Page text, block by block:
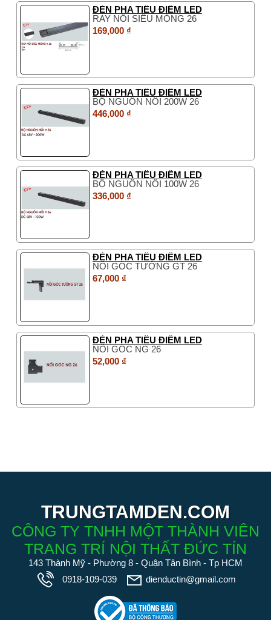
ĐÈN PHA TIÊU ĐIỂM LED
RAY NỔI SIÊU MỎNG 26
169,000 ₫
ĐÈN PHA TIÊU ĐIỂM LED
BỘ NGUỒN NỔI 200W 26
446,000 ₫
ĐÈN PHA TIÊU ĐIỂM LED
BỘ NGUỒN NỔI 100W 26
336,000 ₫
ĐÈN PHA TIÊU ĐIỂM LED
NỐI GÓC TƯỜNG GT 26
67,000 ₫
ĐÈN PHA TIÊU ĐIỂM LED
NỐI GÓC NG 26
52,000 ₫
TRUNGTAMDEN.COM
CÔNG TY TNHH MỘT THÀNH VIÊN
TRANG TRÍ NỘI THẤT ĐỨC TÍN
143 Thành Mỹ - Phường 8 - Quận Tân Bình - Tp HCM
0918-109-039
dienductin@gmail.com